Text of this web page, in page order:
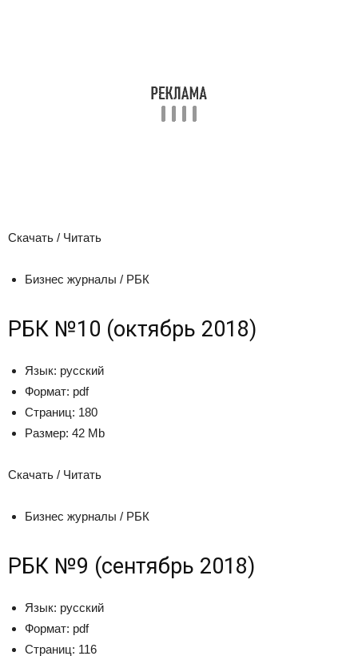
Скачать / Читать
Бизнес журналы / РБК
РБК №10 (октябрь 2018)
Язык: русский
Формат: pdf
Страниц: 180
Размер: 42 Mb
Скачать / Читать
Бизнес журналы / РБК
РБК №9 (сентябрь 2018)
Язык: русский
Формат: pdf
Страниц: 116